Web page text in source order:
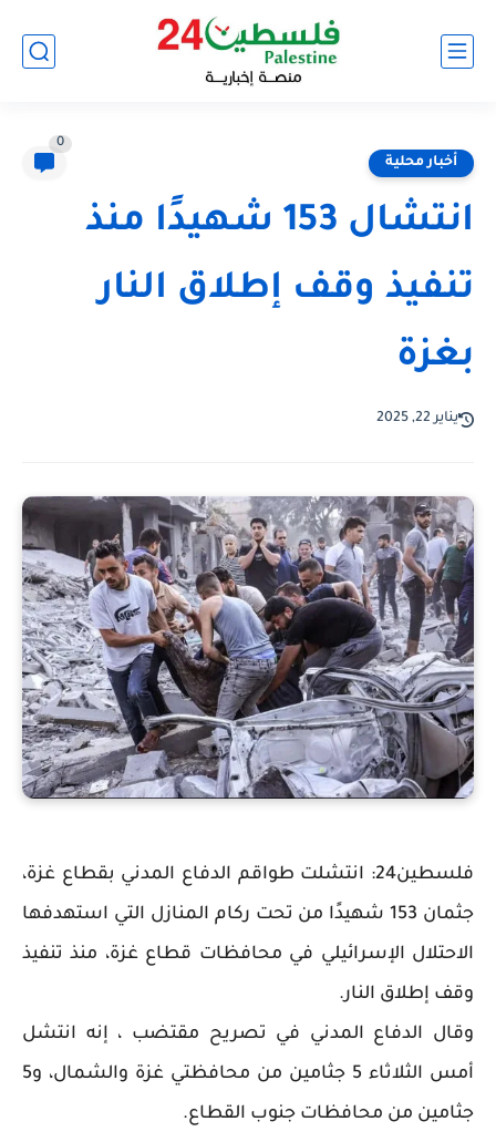
أخبار محلية
0
انتشال 153 شهيدًا منذ
تنفيذ وقف إطلاق النار
بغزة
يناير 22, 2025
فلسطين24: انتشلت طواقم الدفاع المدني بقطاع غزة،
جثمان 153 شهيدًا من تحت ركام المنازل التي استهدفها
الاحتلال الإسرائيلي في محافظات قطاع غزة، منذ تنفيذ
وقف إطلاق النار.
وقال الدفاع المدني في تصريح مقتضب ، إنه انتشل
أمس الثلاثاء 5 جثامين من محافظتي غزة والشمال، و5
جثامين من محافظات جنوب القطاع.